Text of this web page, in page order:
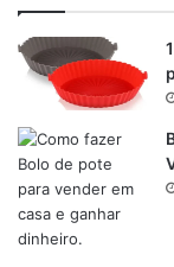
Reserve.
sal por 20
Escorra e
espremedor ainda
Coloque em uma
farinha, aos
Veja também